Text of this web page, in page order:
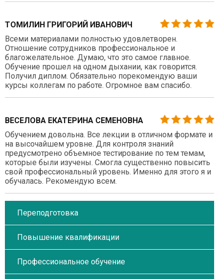
ТОМИЛИН ГРИГОРИЙ ИВАНОВИЧ
Всеми материалами полностью удовлетворен.
Отношение сотрудников профессиональное и
благожелательное. Думаю, что это самое главное.
Обучение прошел на одном дыхании, как говорится.
Получил диплом. Обязательно порекомендую ваши
курсы коллегам по работе. Огромное вам спасибо.
ВЕСЕЛОВА ЕКАТЕРИНА СЕМЕНОВНА
Обучением довольна. Все лекции в отличном формате и
на высочайшем уровне. Для контроля знаний
предусмотрено объемное тестирование по тем темам,
которые были изучены. Смогла существенно повысить
свой профессиональный уровень. Именно для этого я и
обучалась. Рекомендую всем.
Переподготовка
Повышение квалификации
Профессиональное обучение